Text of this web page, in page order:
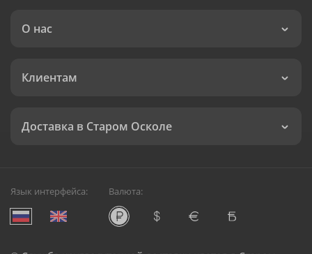
О нас
Клиентам
Доставка в Старом Осколе
Язык интерфейса: Валюта: